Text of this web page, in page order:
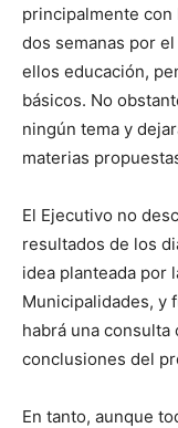
principalmente con
dos semanas por
ellos educación,
básicos. No
ningún tema y
materias
El Ejecutivo no
resultados de los
idea planteada por
Municipalidades, y
habrá una
conclusiones del
En tanto, aunque